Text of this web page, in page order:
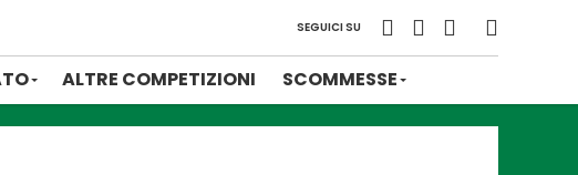
SEGUICI SU
ALTRE COMPETIZIONI SCOMMESSE